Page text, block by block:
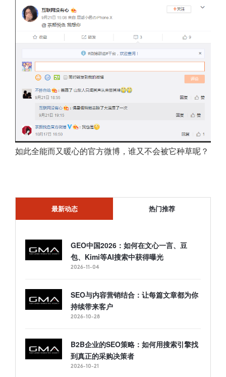
如此全能而又暖心的官方微博，谁又不会被它种草呢？
最新动态 热门推荐
GEO中国2026：如何在文心一言、豆
包、Kimi等AI搜索中获得曝光
2026-11-04
SEO与内容营销结合：让每篇文章都为你
持续带来客户
2026-10-28
B2B企业的SEO策略：如何用搜索引擎找
到真正的采购决策者
2026-10-21